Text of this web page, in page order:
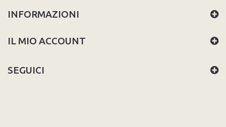
INFORMAZIONI
IL MIO ACCOUNT
SEGUICI